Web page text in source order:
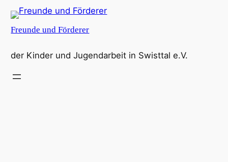
Zum
springen
Freunde und Förderer
der Kinder und Jugendarbeit in Swisttal e.V.